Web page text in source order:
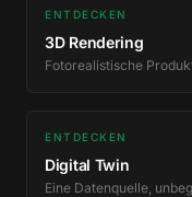
ENTDECKEN
3D Rendering
Fotorealistische
ENTDECKEN
Digital Twin
Eine Datenquelle,